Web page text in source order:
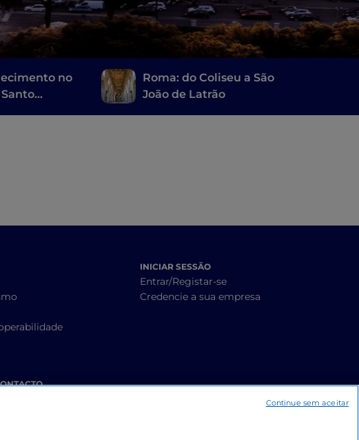
no
Roma: do Coliseu a São
João de Latrão
INICIAR SESSÃO
Entrar/Registar-se
Credencie a sua empresa
Continue sem aceitar